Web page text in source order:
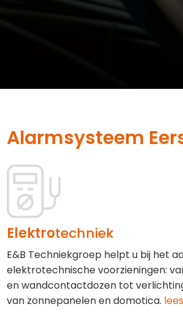
Alarmsysteem
Elektrotechniek
E&B Techniekgroep helpt u bij het
elektrotechnische voorzieningen:
en wandcontactdozen tot
van zonnepanelen en domotica.